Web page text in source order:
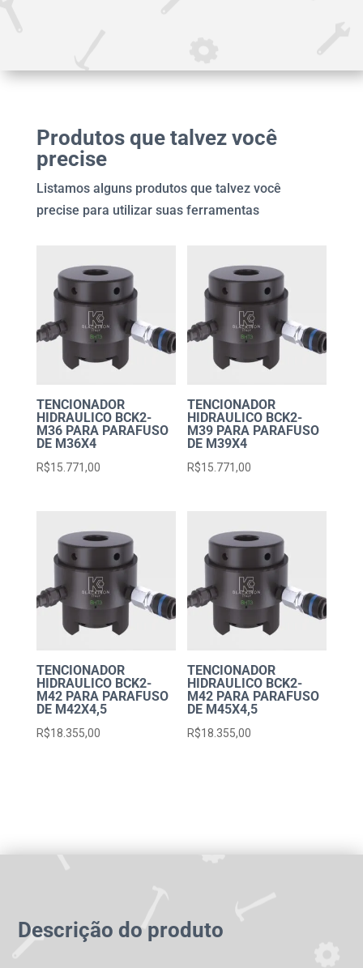
Produtos que talvez você
precise
Listamos alguns produtos que talvez você
precise para utilizar suas ferramentas
TENCIONADOR
HIDRAULICO BCK2-
M36 PARA PARAFUSO
DE M36X4
R$15.771,00
TENCIONADOR
HIDRAULICO BCK2-
M39 PARA PARAFUSO
DE M39X4
R$15.771,00
TENCIONADOR
HIDRAULICO BCK2-
M42 PARA PARAFUSO
DE M42X4,5
R$18.355,00
TENCIONADOR
HIDRAULICO BCK2-
M42 PARA PARAFUSO
DE M45X4,5
R$18.355,00
Descrição do produto